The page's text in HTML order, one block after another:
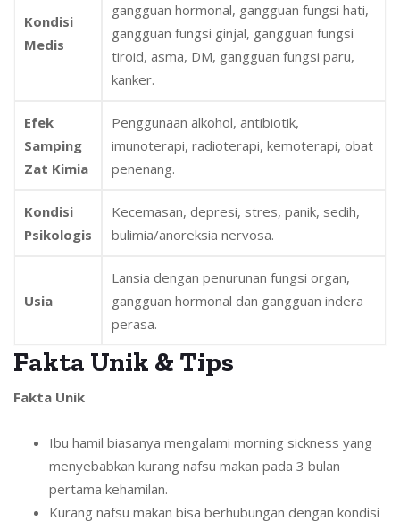
Kondisi
Medis
gangguan hormonal, gangguan fungsi hati,
gangguan fungsi ginjal, gangguan fungsi
tiroid, asma, DM, gangguan fungsi paru,
kanker.
Efek
Samping
Zat Kimia
Penggunaan alkohol, antibiotik,
imunoterapi, radioterapi, kemoterapi, obat
penenang.
Kondisi
Psikologis
Kecemasan, depresi, stres, panik, sedih,
bulimia/anoreksia nervosa.
Usia
Lansia dengan penurunan fungsi organ,
gangguan hormonal dan gangguan indera
perasa.
Fakta Unik & Tips
Fakta Unik
Ibu hamil biasanya mengalami morning sickness yang
menyebabkan kurang nafsu makan pada 3 bulan
pertama kehamilan.
Kurang nafsu makan bisa berhubungan dengan kondisi